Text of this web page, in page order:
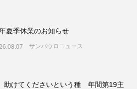
夏季休業のお知らせ
サンパウロニュース
助けてくださいという種 年間第19主